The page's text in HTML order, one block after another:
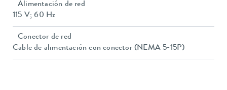
Alimentación de red
115 V; 60 Hz
Conector de red
Cable de alimentación con conector (NEMA 5-15P)